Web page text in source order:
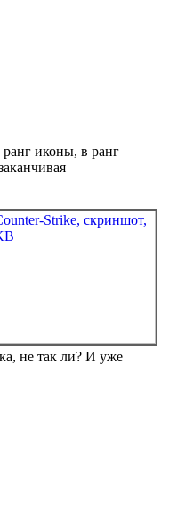
ранг иконы, в ранг
не так ли? И уже